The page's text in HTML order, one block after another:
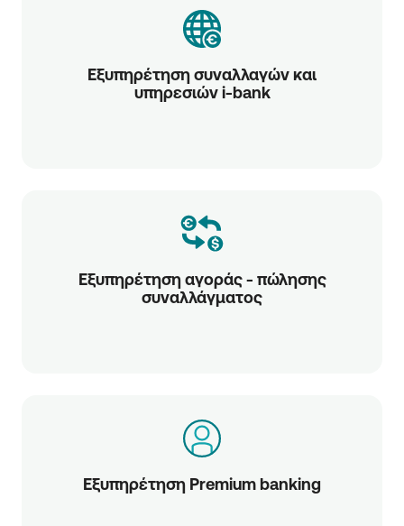
Εξυπηρέτηση συναλλαγών και
υπηρεσιών i-bank
Εξυπηρέτηση αγοράς - πώλησης
συναλλάγματος
Εξυπηρέτηση Premium banking